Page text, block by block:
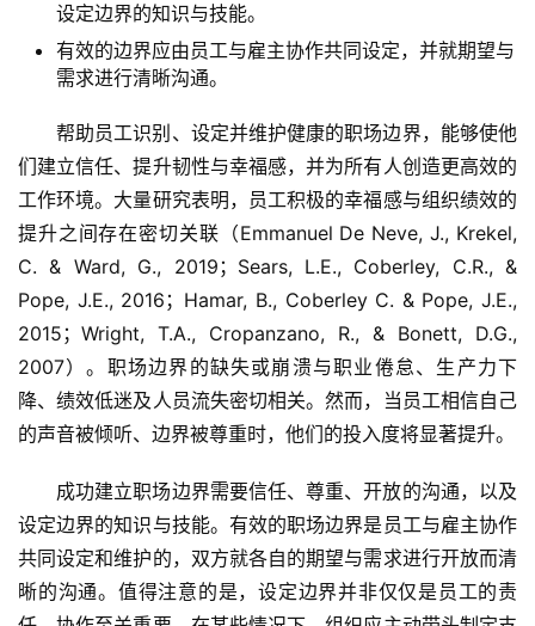
设定边界的知识与技能。
有效的边界应由员工与雇主协作共同设定，并就期望与
需求进行清晰沟通。
帮助员工识别、设定并维护健康的职场边界，能够使他
们建立信任、提升韧性与幸福感，并为所有人创造更高效的
工作环境。大量研究表明，员工积极的幸福感与组织绩效的
提升之间存在密切关联（Emmanuel De Neve, J., Krekel,
C. & Ward, G., 2019；Sears, L.E., Coberley, C.R., &
Pope, J.E., 2016；Hamar, B., Coberley C. & Pope, J.E.,
2015；Wright, T.A., Cropanzano, R., & Bonett, D.G.,
2007）。职场边界的缺失或崩溃与职业倦怠、生产力下
降、绩效低迷及人员流失密切相关。然而，当员工相信自己
的声音被倾听、边界被尊重时，他们的投入度将显著提升。
成功建立职场边界需要信任、尊重、开放的沟通，以及
设定边界的知识与技能。有效的职场边界是员工与雇主协作
共同设定和维护的，双方就各自的期望与需求进行开放而清
晰的沟通。值得注意的是，设定边界并非仅仅是员工的责